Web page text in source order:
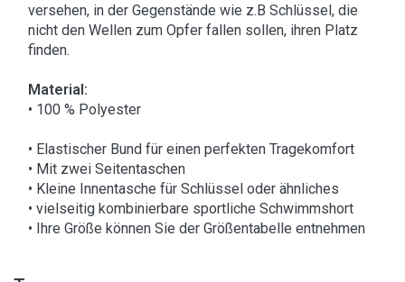
versehen, in der Gegenstände wie z.B Schlüssel, die
nicht den Wellen zum Opfer fallen sollen, ihren Platz
finden.
Material:
• 100 % Polyester
• Elastischer Bund für einen perfekten Tragekomfort
• Mit zwei Seitentaschen
• Kleine Innentasche für Schlüssel oder ähnliches
• vielseitig kombinierbare sportliche Schwimmshort
• Ihre Größe können Sie der Größentabelle entnehmen